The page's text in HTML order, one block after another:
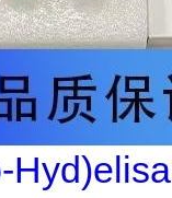
Hyd)elisa